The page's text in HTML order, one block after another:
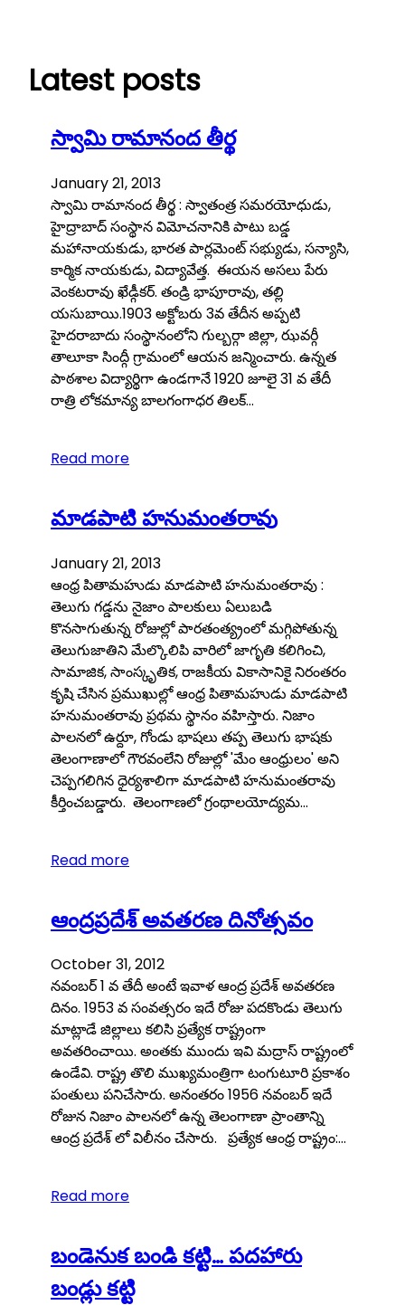
Latest posts
స్వామి రామానంద తీర్థ
January 21, 2013
స్వామి రామానంద తీర్థ : స్వాతంత్ర సమరయోధుడు,
హైద్రాబాద్ సంస్థాన విమోచనానికి పాటు బడ్డ
మహానాయకుడు, భారత పార్లమెంట్ సభ్యుడు, సన్యాసి,
కార్మిక నాయకుడు, విద్యావేత్త. ఈయన అసలు పేరు
వెంకటరావు ఖేడ్గీకర్‌. తండ్రి భాపూరావు, తల్లి
యసుబాయి.1903 అక్టోబరు 3వ తేదీన అప్పటి
హైదరాబాదు సంస్థానంలోని గుల్బర్గా జిల్లా, ఝవర్గీ
తాలూకా సింద్గీ గ్రామంలో ఆయన జన్మించారు. ఉన్నత
పాఠశాల విద్యార్థిగా ఉండగానే 1920 జూలై 31 వ తేదీ
రాత్రి లోకమాన్య బాలగంగాధర తిలక్‌…
Read more
మాడపాటి హనుమంతరావు
January 21, 2013
ఆంధ్ర పితామహుడు మాడపాటి హనుమంతరావు :
తెలుగు గడ్డను నైజాం పాలకులు ఏలుబడి
కొనసాగుతున్న రోజుల్లో పారతంత్య్రంలో మగ్గిపోతున్న
తెలుగుజాతిని మేల్కొలిపి వారిలో జాగృతి కలిగించి,
సామాజిక, సాంస్కృతిక, రాజకీయ వికాసానికై నిరంతరం
కృషి చేసిన ప్రముఖుల్లో ఆంధ్ర పితామహుడు మాడపాటి
హనుమంతరావు ప్రథమ స్థానం వహిస్తారు. నిజాం
పాలనలో ఉర్దూ, గోండు భాషలు తప్ప తెలుగు భాషకు
తెలంగాణాలో గౌరవంలేని రోజుల్లో 'మేం ఆంధ్రులం' అని
చెప్పగలిగిన ధైర్యశాలిగా మాడపాటి హనుమంతరావు
కీర్తించబడ్డారు. తెలంగాణలో గ్రంథాలయోద్యమ…
Read more
ఆంద్రప్రదేశ్ అవతరణ దినోత్సవం
October 31, 2012
నవంబర్ 1 వ తేదీ అంటే ఇవాళ ఆంద్ర ప్రదేశ్ అవతరణ
దినం. 1953 వ సంవత్సరం ఇదే రోజు పదకొండు తెలుగు
మాట్లాడే జిల్లాలు కలిసి ప్రత్యేక రాష్ట్రంగా
అవతరించాయి. అంతకు ముందు ఇవి మద్రాస్ రాష్ట్రంలో
ఉండేవి. రాష్ట్ర తొలి ముఖ్యమంత్రిగా టంగుటూరి ప్రకాశం
పంతులు పనిచేసారు. అనంతరం 1956 నవంబర్ ఇదే
రోజున నిజాం పాలనలో ఉన్న తెలంగాణా ప్రాంతాన్ని
ఆంద్ర ప్రదేశ్ లో విలీనం చేసారు. ప్రత్యేక ఆంధ్ర రాష్ట్రం:…
Read more
బండెనుక బండి కట్టి… పదహారు
బండ్లు కట్టి